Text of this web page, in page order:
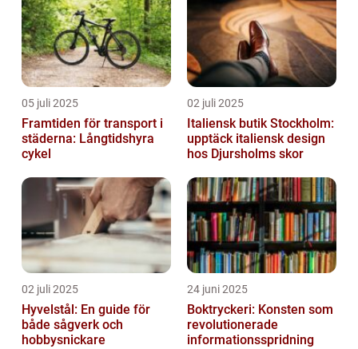
05 juli 2025
Framtiden för transport i
städerna: Långtidshyra
cykel
02 juli 2025
Italiensk butik Stockholm:
upptäck italiensk design
hos Djursholms skor
02 juli 2025
Hyvelstål: En guide för
både sågverk och
hobbysnickare
24 juni 2025
Boktryckeri: Konsten som
revolutionerade
informationsspridning